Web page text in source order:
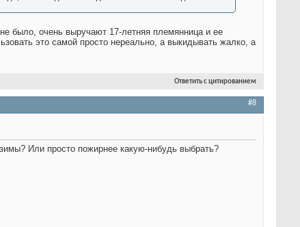
было, очень выручают 17-летняя племянница и ее
это самой просто нереально, а выкидывать жалко, а
Ответить с цитированием
#8
Или просто пожирнее какую-нибудь выбрать?